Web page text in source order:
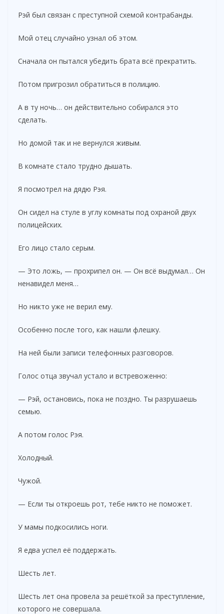
Рэй был связан с преступной схемой контрабанды.
Мой отец случайно узнал об этом.
Сначала он пытался убедить брата всё прекратить.
Потом пригрозил обратиться в полицию.
А в ту ночь… он действительно собирался это
сделать.
Но домой так и не вернулся живым.
В комнате стало трудно дышать.
Я посмотрел на дядю Рэя.
Он сидел на стуле в углу комнаты под охраной двух
полицейских.
Его лицо стало серым.
— Это ложь, — прохрипел он. — Он всё выдумал… Он
ненавидел меня…
Но никто уже не верил ему.
Особенно после того, как нашли флешку.
На ней были записи телефонных разговоров.
Голос отца звучал устало и встревоженно:
— Рэй, остановись, пока не поздно. Ты разрушаешь
семью.
А потом голос Рэя.
Холодный.
Чужой.
— Если ты откроешь рот, тебе никто не поможет.
У мамы подкосились ноги.
Я едва успел её поддержать.
Шесть лет.
Шесть лет она провела за решёткой за преступление,
которого не совершала.